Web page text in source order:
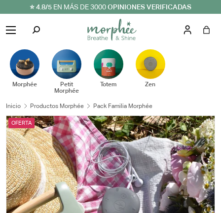
⭐ 4.8/5 EN MÁS DE 3000OPINIONES VERIFICADAS
Buscar
Buscar
Tipo de producto
Todos
Iniciar
Menú
Morphée
Petit
Morphée
Totem Zen
Inicio Productos Morphée Pack Familia Morphée
OFERTA